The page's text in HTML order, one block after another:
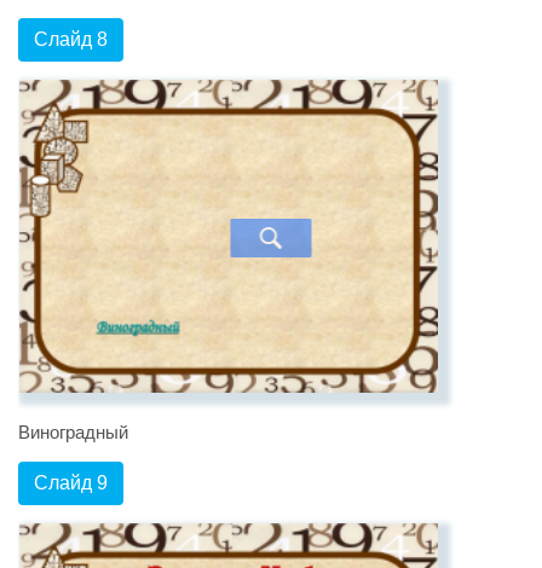
Слайд 8
Виноградный
Слайд 9